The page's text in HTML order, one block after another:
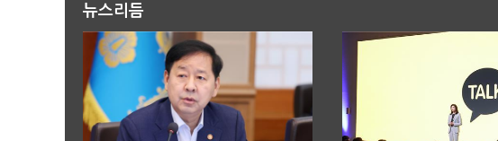
뉴스리듬